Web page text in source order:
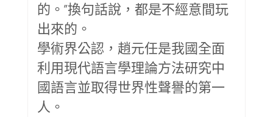
的。”換句話說，都是不經意間玩
出來的。
學術界公認，趙元任是我國全面
利用現代語言學理論方法研究中
國語言並取得世界性聲譽的第一
人。